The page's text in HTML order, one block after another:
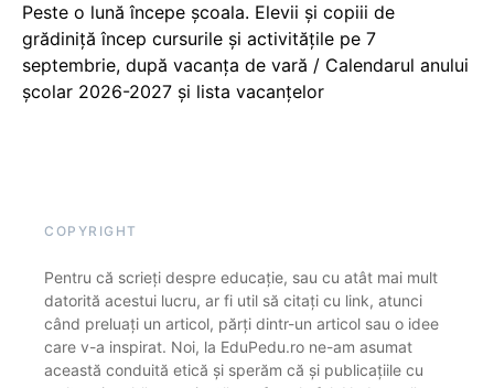
Peste o lună începe școala. Elevii și copiii de
grădiniță încep cursurile și activitățile pe 7
septembrie, după vacanța de vară / Calendarul anului
școlar 2026-2027 și lista vacanțelor
COPYRIGHT
Pentru că scrieți despre educație, sau cu atât mai mult
datorită acestui lucru, ar fi util să citați cu link, atunci
când preluați un articol, părți dintr-un articol sau o idee
care v-a inspirat. Noi, la EduPedu.ro ne-am asumat
această conduită etică și sperăm că și publicațiile cu